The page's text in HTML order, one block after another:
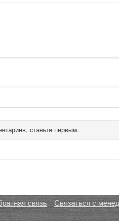
станьте первым.
связь Связаться с